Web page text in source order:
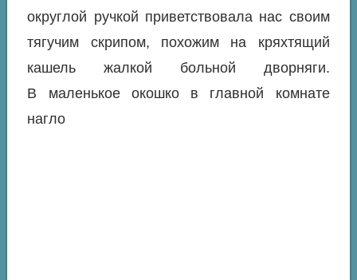
округлой ручкой приветствовала нас своим
тягучим скрипом, похожим на кряхтящий
кашель жалкой больной дворняги.
В маленькое окошко в главной комнате
нагло